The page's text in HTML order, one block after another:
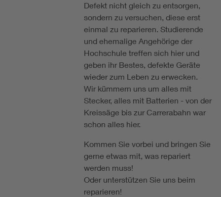
Defekt nicht gleich zu entsorgen,
sondern zu versuchen, diese erst
einmal zu reparieren. Studierende
und ehemalige Angehörige der
Hochschule treffen sich hier und
geben ihr Bestes, defekte Geräte
wieder zum Leben zu erwecken.
Wir kümmern uns um alles mit
Stecker, alles mit Batterien - von der
Kreissäge bis zur Carrerabahn war
schon alles hier.
Kommen Sie vorbei und bringen Sie
gerne etwas mit, was repariert
werden muss!
Oder unterstützen Sie uns beim
reparieren!